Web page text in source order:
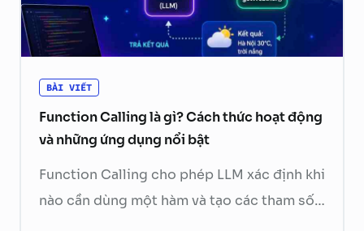
BÀI VIẾT
Function Calling là gì? Cách thức hoạt động
và những ứng dụng nổi bật
Function Calling cho phép LLM xác định khi
nào cần dùng một hàm và tạo các tham số